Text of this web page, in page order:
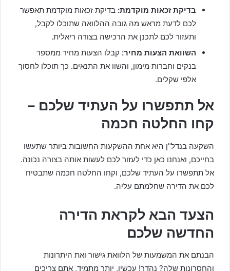
בדיקת זכאות מוקדמת: בדיקת זכאות מוקדמת תאפשר
לכם לדעת מראש מה גובה ההלוואה שתוכלו לקבל,
ותעזור לכם לתכנן את הרכישה בצורה ריאלית.
השוואת הצעות מחיר: קבלו הצעות מחיר ממספר
בנקים וחברות מימון, והשוו את התנאים. כך תוכלו לחסוך
אלפי שקלים.
אל תתפשרו על העתיד שלכם –
קחו החלטה חכמה
השקעה בנדל"ן היא אחת ההשקעות החשובות ביותר שתעשו
בחייכם, ואנחנו כאן כדי לעזור לכם לעשות אותה בצורה נכונה.
אל תתפשרו על העתיד שלכם, וקחו החלטה חכמה שתבטיח
לכם את הדירה שחלמתם עליה.
הצעד הבא לקראת הדירה
החדשה שלכם
הבנתם את המשמעות של הלוואת גישור ואת היתרונות
והחסרונות שלה? נהדר! עכשיו, יותר מתמיד, אתם צריכים